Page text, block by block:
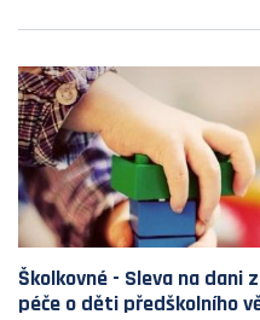
Školkovné - Sleva na
péče o děti předškolního